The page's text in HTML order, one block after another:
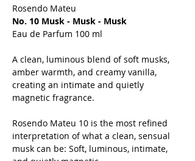
Rosendo Mateu
No. 10 Musk - Musk - Musk
Eau de Parfum 100 ml
A clean, luminous blend of soft musks,
amber warmth, and creamy vanilla,
creating an intimate and quietly
magnetic fragrance.
Rosendo Mateu 10 is the most refined
interpretation of what a clean, sensual
musk can be: Soft, luminous, intimate,